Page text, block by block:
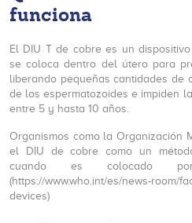
funciona
El DIU T de cobre es un
se coloca dentro del útero para
liberando pequeñas cantidades de
de los espermatozoides e impiden
entre 5 y hasta 10 años.
Organismos como la Organización
el DIU de cobre como un
cuando es colocado por
(https://www.who.int/es/news-room/
devices)